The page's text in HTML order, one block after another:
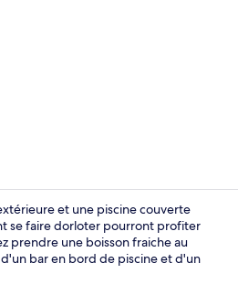
Façade de
et une piscine couverte
se faire dorloter pourront profiter
prendre une boisson fraiche au
bar en bord de piscine et d'un